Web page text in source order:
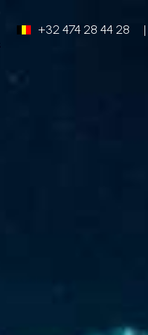
+32 474 28 44 28 |